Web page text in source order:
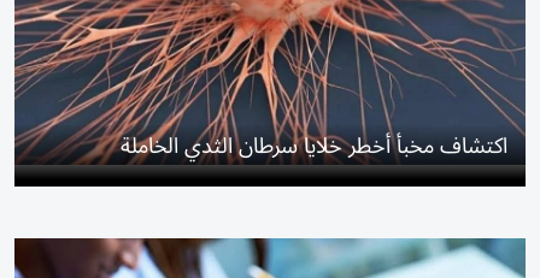
اكتشاف مخبأ أخطر خلايا سرطان الثدي الخاملة